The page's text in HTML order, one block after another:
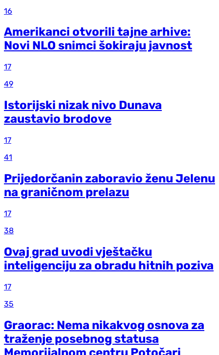
16
Amerikanci otvorili tajne arhive:
Novi NLO snimci šokiraju javnost
17
49
Istorijski nizak nivo Dunava
zaustavio brodove
17
41
Prijedorčanin zaboravio ženu Jelenu
na graničnom prelazu
17
38
Ovaj grad uvodi vještačku
inteligenciju za obradu hitnih poziva
17
35
Graorac: Nema nikakvog osnova za
traženje posebnog statusa